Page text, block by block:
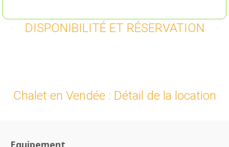
DISPONIBILITÉ ET RÉSERVATION
Chalet en Vendée : Détail de la location
Equipement